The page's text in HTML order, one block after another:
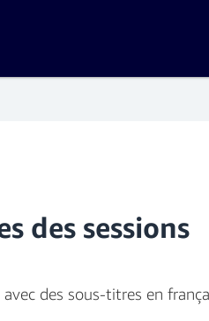
des sessions
des sous-titres en